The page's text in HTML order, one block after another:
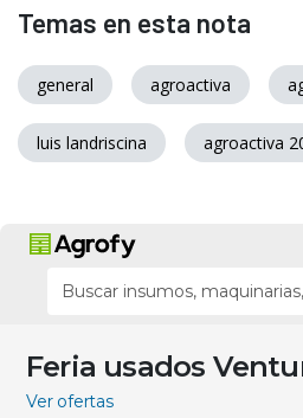
Temas en esta nota
general agroactiva
luis landriscina agroactiva
Feria usados
Ver ofertas